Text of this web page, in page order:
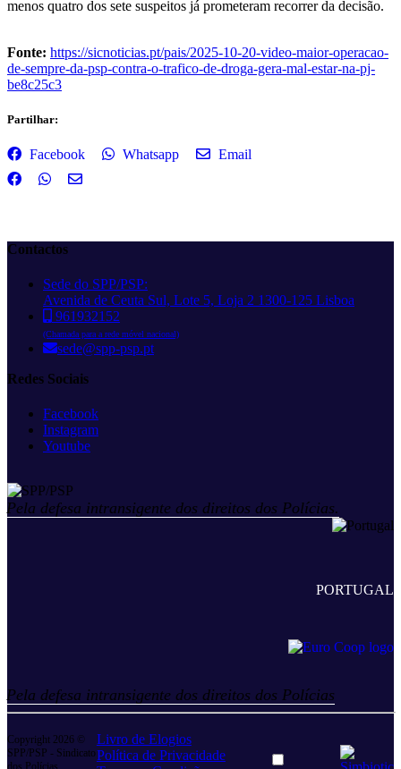
menos quatro dos sete suspeitos já prometeram recorrer da decisão.
Fonte: https://sicnoticias.pt/pais/2025-10-20-video-maior-operacao-
de-sempre-da-psp-contra-o-trafico-de-droga-gera-mal-estar-na-pj-
be8c25c3
Partilhar:
Facebook Whatsapp Email
Contactos
Sede do SPP/PSP:
Avenida de Ceuta Sul, Lote 5, Loja 2 1300-125 Lisboa
961932152
(Chamada para a rede móvel nacional)
sede@spp-psp.pt
Redes Sociais
Facebook
Instagram
Youtube
Pela defesa intransigente dos direitos dos Polícias.
PORTUGAL
Pela defesa intransigente dos direitos dos Polícias
Copyright 2026 ©
SPP/PSP - Sindicato
Livro de Elogios
Política de Privacidade
Dark